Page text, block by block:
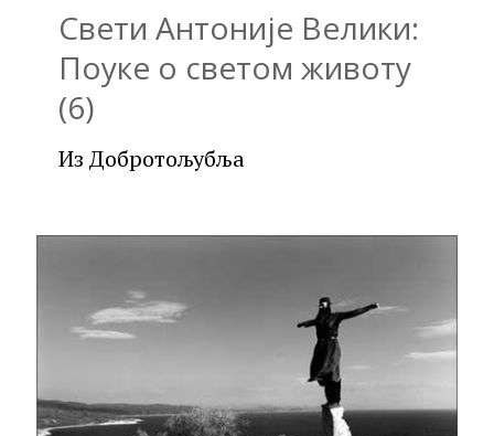
Свети Антоније Велики:
Поуке о светом животу
(6)
Из Добротољубља